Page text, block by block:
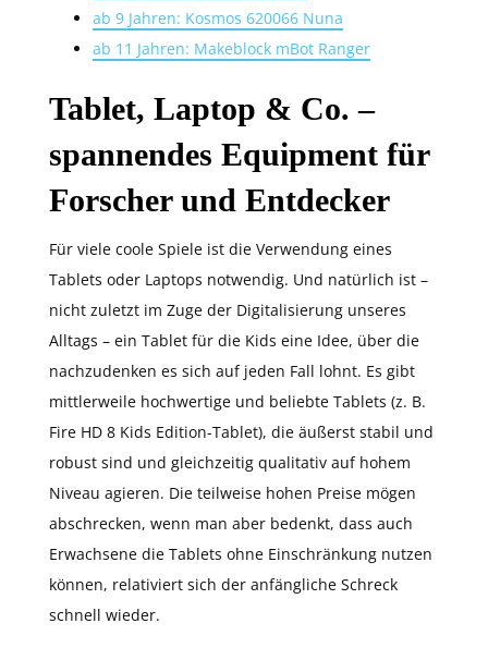
ab 9 Jahren: Kosmos 620066 Nuna
ab 11 Jahren: Makeblock mBot Ranger
Tablet, Laptop & Co. –
spannendes Equipment für
Forscher und Entdecker
Für viele coole Spiele ist die Verwendung eines
Tablets oder Laptops notwendig. Und natürlich ist –
nicht zuletzt im Zuge der Digitalisierung unseres
Alltags – ein Tablet für die Kids eine Idee, über die
nachzudenken es sich auf jeden Fall lohnt. Es gibt
mittlerweile hochwertige und beliebte Tablets (z. B.
Fire HD 8 Kids Edition-Tablet), die äußerst stabil und
robust sind und gleichzeitig qualitativ auf hohem
Niveau agieren. Die teilweise hohen Preise mögen
abschrecken, wenn man aber bedenkt, dass auch
Erwachsene die Tablets ohne Einschränkung nutzen
können, relativiert sich der anfängliche Schreck
schnell wieder.